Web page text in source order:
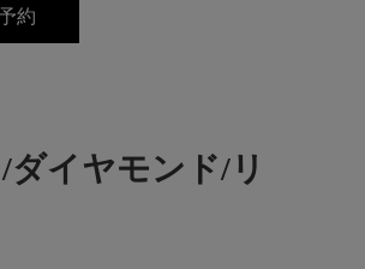
約
イヤモンド/リ